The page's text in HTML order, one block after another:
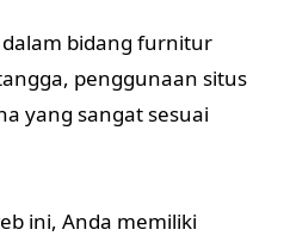
bidang furnitur
penggunaan situs
yang sangat sesuai
ini, Anda memiliki